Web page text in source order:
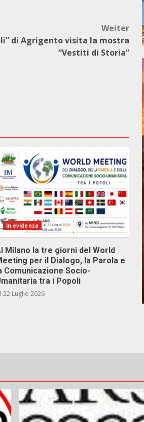
Weiter
di Agrigento visita la mostra
“Vestiti di Storia”
In evidenza
Milano la tre giorni del World
per il Dialogo, la Parola e
Comunicazione Socio-
tra i Popoli
22 Luglio 2026